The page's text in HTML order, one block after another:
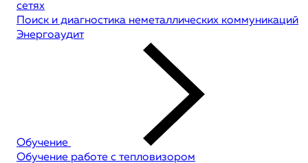
сетях
Поиск и диагностика неметаллических коммуникаций
Энергоаудит
Обучение
Обучение работе с тепловизором